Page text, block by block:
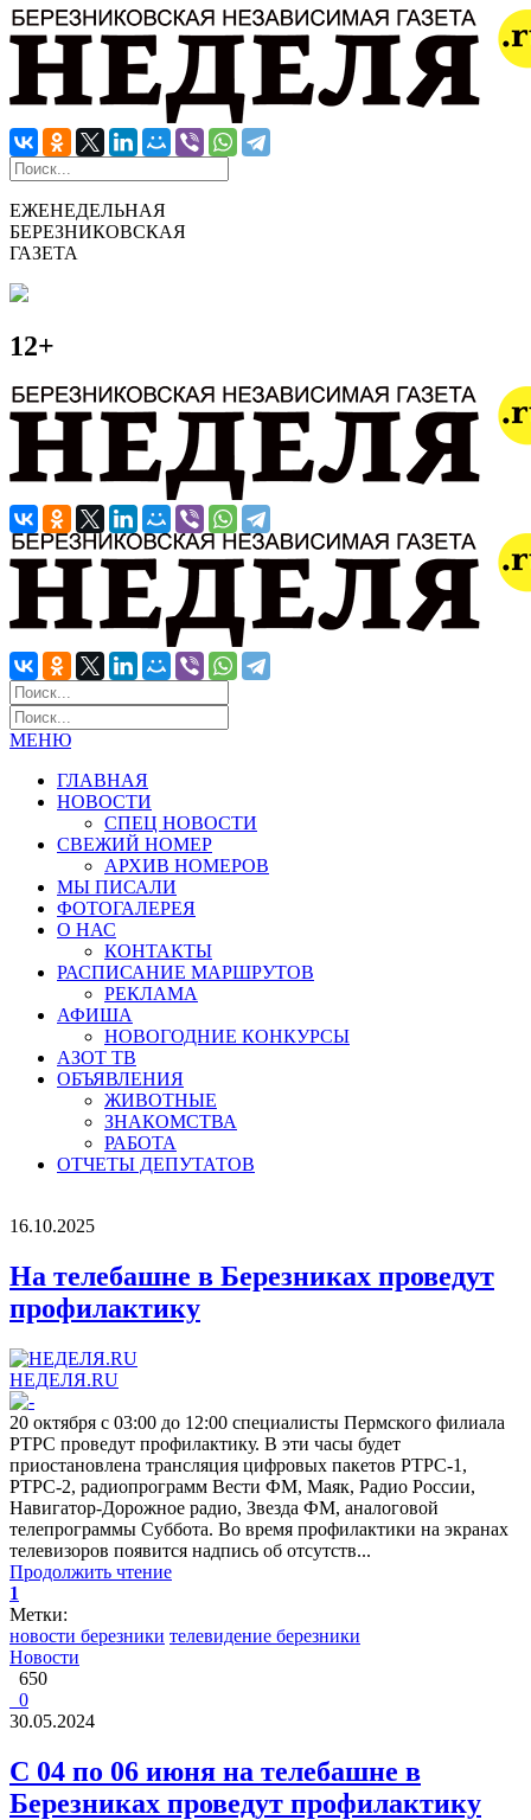
ЕЖЕНЕДЕЛЬНАЯ
БЕРЕЗНИКОВСКАЯ
ГАЗЕТА
12+
МЕНЮ
ГЛАВНАЯ
НОВОСТИ
СПЕЦ НОВОСТИ
СВЕЖИЙ НОМЕР
АРХИВ НОМЕРОВ
МЫ ПИСАЛИ
ФОТОГАЛЕРЕЯ
О НАС
КОНТАКТЫ
РАСПИСАНИЕ МАРШРУТОВ
РЕКЛАМА
АФИША
НОВОГОДНИЕ КОНКУРСЫ
АЗОТ ТВ
ОБЪЯВЛЕНИЯ
ЖИВОТНЫЕ
ЗНАКОМСТВА
РАБОТА
ОТЧЕТЫ ДЕПУТАТОВ
16.10.2025
На телебашне в Березниках проведут
профилактику
НЕДЕЛЯ.RU
20 октября с 03:00 до 12:00 специалисты Пермского филиала
РТРС проведут профилактику. В эти часы будет
приостановлена трансляция цифровых пакетов РТРС-1,
РТРС-2, радиопрограмм Вести ФМ, Маяк, Радио России,
Навигатор-Дорожное радио, Звезда ФМ, аналоговой
телепрограммы Суббота. Во время профилактики на экранах
телевизоров появится надпись об отсутств...
Продолжить чтение
1
Метки:
новости березники телевидение березники
Новости
650
0
30.05.2024
С 04 по 06 июня на телебашне в
Березниках проведут профилактику